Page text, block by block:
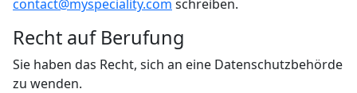
contact@myspeciality.com schreiben.
Recht auf Berufung
Sie haben das Recht, sich an eine Datenschutzbehörde
zu wenden.